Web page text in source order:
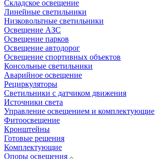
Складское освещение
Линейные светильники
Низковольтные светильники
Освещение АЗС
Освещение парков
Освещение автодорог
Освещение спортивных объектов
Консольные светильники
Аварийное освещение
Рециркуляторы
Светильники с датчиком движения
Источники света
Управление освещением и комплектующие
Фитоосвещение
Кронштейны
Готовые решения
Комплектующие
Опоры освещения